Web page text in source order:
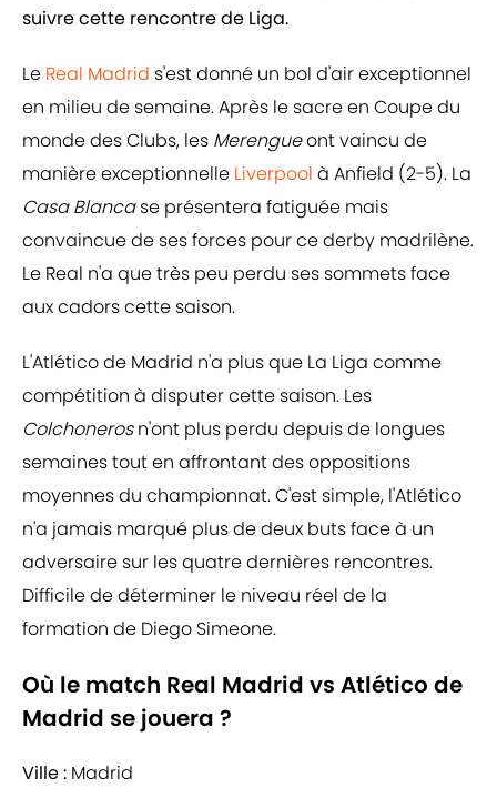
suivre cette rencontre de Liga.
Le Real Madrid s'est donné un bol d'air exceptionnel
en milieu de semaine. Après le sacre en Coupe du
monde des Clubs, les Merengueont vaincu de
manière exceptionnelle Liverpool à Anfield (2-5). La
Casa Blancase présentera fatiguée mais
convaincue de ses forces pour ce derby madrilène.
Le Real n'a que très peu perdu ses sommets face
aux cadors cette saison.
L'Atlético de Madrid n'a plus que La Liga comme
compétition à disputer cette saison. Les
Colchonerosn'ont plus perdu depuis de longues
semaines tout en affrontant des oppositions
moyennes du championnat. C'est simple, l'Atlético
n'a jamais marqué plus de deux buts face à un
adversaire sur les quatre dernières rencontres.
Difficile de déterminer le niveau réel de la
formation de Diego Simeone.
Où le match Real Madrid vs Atlético de
Madrid se jouera ?
Ville : Madrid